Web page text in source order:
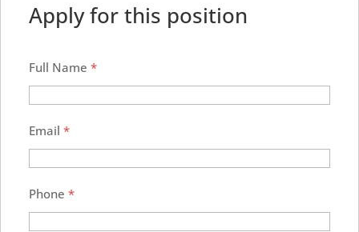
Apply for this position
Full Name *
Email *
Phone *